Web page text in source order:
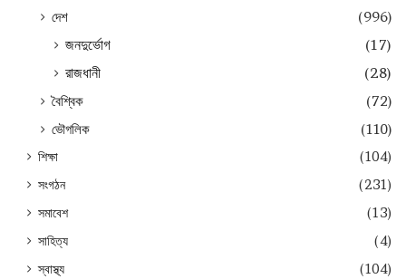
দেশ
(996)
জনদুর্ভোগ
(17)
রাজধানী
(28)
বৈশ্বিক
(72)
ভৌগলিক
(110)
শিক্ষা
(104)
সংগঠন
(231)
সমাবেশ
(13)
সাহিত্য
(4)
স্বাস্থ্য
(104)